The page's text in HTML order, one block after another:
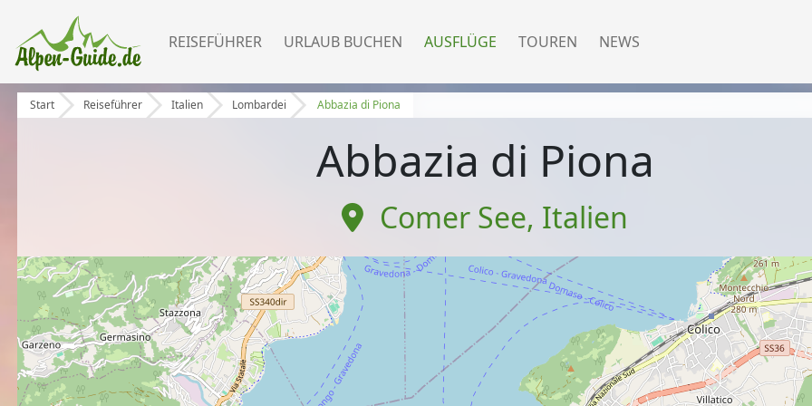
REISEFÜHRER URLAUB BUCHEN AUSFLÜGE TOUREN NEWS
Start Reiseführer Italien Lombardei Abbazia di Piona
Abbazia di Piona
Comer See, Italien